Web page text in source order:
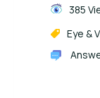
385
Eye &